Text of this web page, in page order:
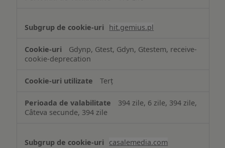
hit.gemius.pl
Gdynp, Gtest, Gdyn, Gtestem, receive-
cookie-deprecation
Terț
394 zile, 6 zile, 394 zile,
Câteva secunde, 394 zile
casalemedia.com